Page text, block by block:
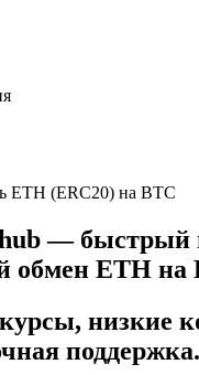
ETH (ERC20) на BTC
— быстрый
обмен ETH на
низкие
поддержка.